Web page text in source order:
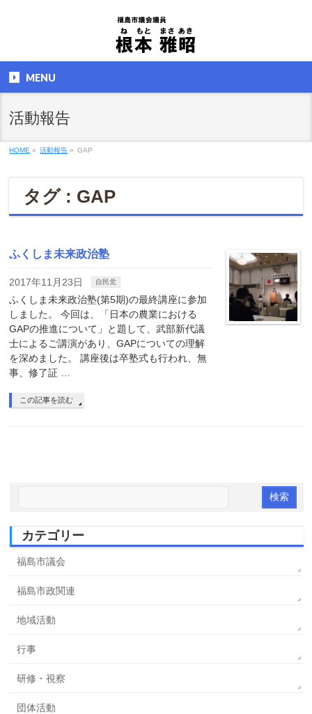
MENU
活動報告
HOME » 活動報告 » GAP
タグ : GAP
ふくしま未来政治塾
2017年11月23日 自民党
ふくしま未来政治塾(第5期)の最終講座に参加
しました。 今回は、「日本の農業における
GAPの推進について」と題して、武部新代議
士によるご講演があり、GAPについての理解
を深めました。 講座後は卒塾式も行われ、無
事、修了証 …
この記事を読む
カテゴリー
福島市議会
福島市政関連
地域活動
行事
研修・視察
団体活動